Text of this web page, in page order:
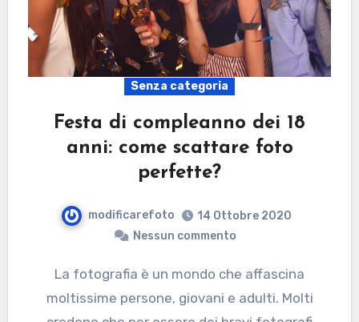
Senza categoria
Festa di compleanno dei 18
anni: come scattare foto
perfette?
modificarefoto
14 Ottobre 2020
Nessun commento
La fotografia è un mondo che affascina
moltissime persone, giovani e adulti. Molti